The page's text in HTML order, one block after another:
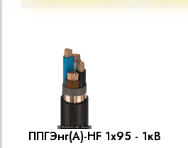
ППГЭнг(A)-HF 1х95 - 1кВ